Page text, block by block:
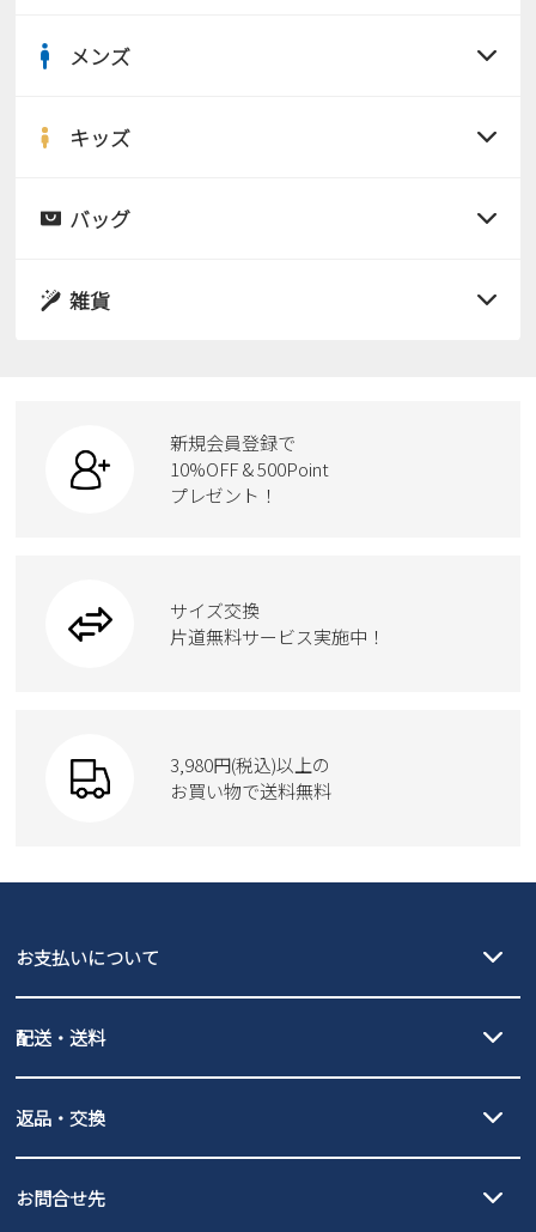
サンダル
スニーカー
カジュアルシューズ
ワークシューズ
ウェア
moz
メンズ
サンダル
ローファー
ブーツ
Parade
GAP
キッズ
サンダル
スクール
new balance
瞬足
バッグ
ボディバッグ
ハンドバッグ
トートバッグ
雑貨
ケア用品
新規会員登録で
10%OFF & 500Point
プレゼント！
サイズ交換
片道無料サービス実施中！
3,980円(税込)以上の
お買い物で送料無料
お支払いについて
PayPay（オンライン決済）、代金引換のご利用が可能です。
配送・送料
北海道・本州・四国・九州…550円
3,980円（税込）以上お買い上げで送料無料
全国一律…220円（税込）
発送日・送料詳細についてはご利用ガイドを
ご利用ください。
返品・交換
の片道無料サービスを実施中！
お問合せ先